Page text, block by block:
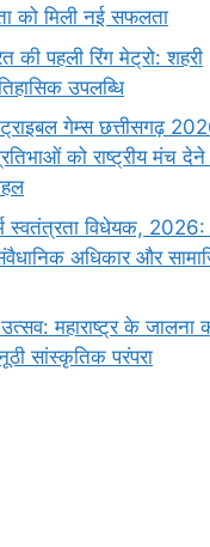
को मिली नई सफलता
की पहली रिंग मेट्रो: शहरी
उपलब्धि
गेम्स छत्तीसगढ़
को राष्ट्रीय मंच
स्वतंत्रता विधेयक, 2026:
अधिकार और
उत्सव: महाराष्ट्र के जालना
सांस्कृतिक परंपरा